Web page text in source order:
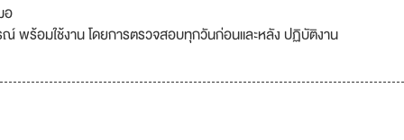
อ
พร้อมใช้งาน โดยการตรวจสอบทุกวันก่อนและหลัง ปฏิบัติงาน